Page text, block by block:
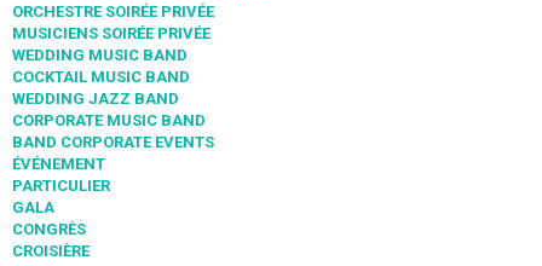
ORCHESTRE SOIRÉE PRIVÉE
MUSICIENS SOIRÉE PRIVÉE
WEDDING MUSIC BAND
COCKTAIL MUSIC BAND
WEDDING JAZZ BAND
CORPORATE MUSIC BAND
BAND CORPORATE EVENTS
ÉVÉNEMENT
PARTICULIER
GALA
CONGRÈS
CROISIÈRE